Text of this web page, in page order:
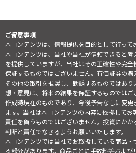
ご留意事項
本コンテンツは、情報提供を目的として行って
本コンテンツは、当社や当社が信頼できると
を提供していますが、当社はその正確性や完
保証するものではございません。有価証券の購
その他の取引を推奨し、勧誘するものではあ
想・意見は、将来の結果を保証するものでは
作成時現在のものであり、今後予告なしに変
ます。当社は本コンテンツの内容に依拠して
責任を負うものではございません。投資にか
判断と責任でなさるようお願いいたします。
本コンテンツでは当社でお取扱している商品